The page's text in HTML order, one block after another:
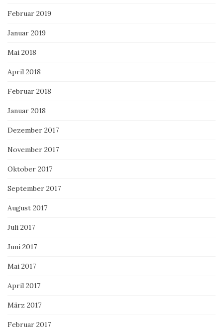
Februar 2019
Januar 2019
Mai 2018
April 2018
Februar 2018
Januar 2018
Dezember 2017
November 2017
Oktober 2017
September 2017
August 2017
Juli 2017
Juni 2017
Mai 2017
April 2017
März 2017
Februar 2017